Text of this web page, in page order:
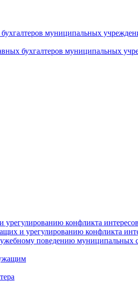
бухгалтеров муниципальных
бухгалтеров муниципальных
конфликта интересов
и урегулированию конфликта
поведению муниципальных